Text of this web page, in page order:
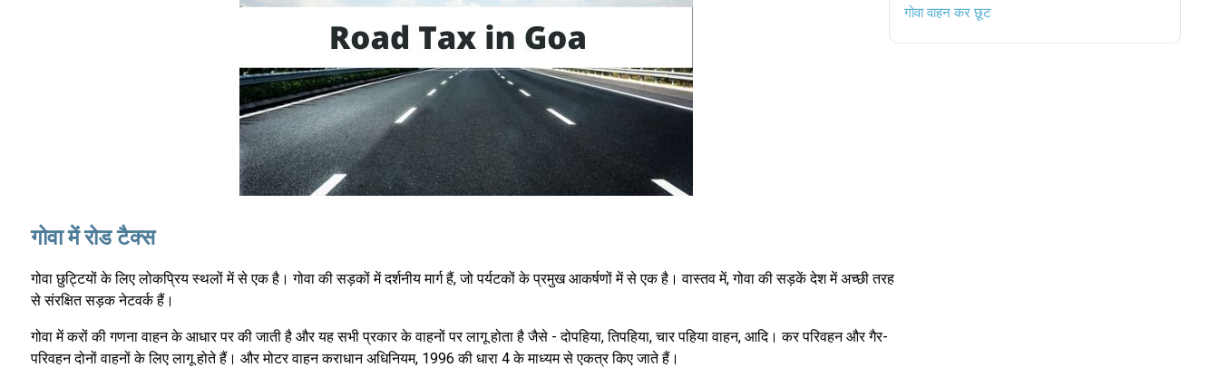
गोवा वाहन कर छूट
गोवा में रोड टैक्स
गोवा छुट्टियों के लिए लोकप्रिय स्थलों में से एक है। गोवा की सड़कों में दर्शनीय मार्ग हैं, जो पर्यटकों के प्रमुख आकर्षणों में से एक है। वास्तव में, गोवा की सड़कें देश में अच्छी तरह
से संरक्षित सड़क नेटवर्क हैं।
गोवा में करों की गणना वाहन के आधार पर की जाती है और यह सभी प्रकार के वाहनों पर लागू होता है जैसे - दोपहिया, तिपहिया, चार पहिया वाहन, आदि। कर परिवहन और गैर-
परिवहन दोनों वाहनों के लिए लागू होते हैं। और मोटर वाहन कराधान अधिनियम, 1996 की धारा 4 के माध्यम से एकत्र किए जाते हैं।